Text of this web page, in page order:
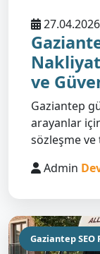
27.04.2026
ve
Gaziantep
arayanlar
sözleşme ve
Admin
Gaziantep SEO